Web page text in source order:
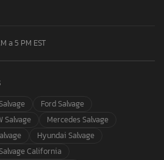
a 5 PM EST
Ford Salvage
Salvage
Mercedes Salvage
Hyundai Salvage
California